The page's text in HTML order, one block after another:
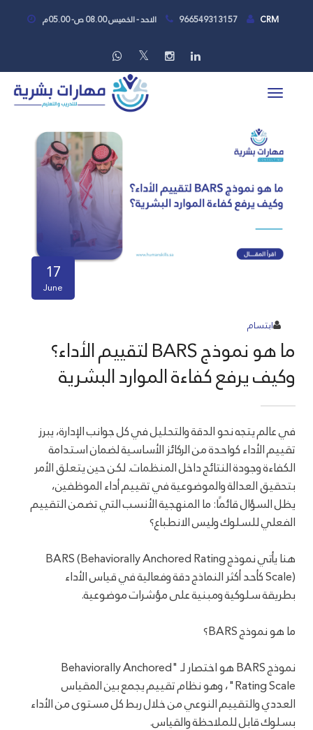
الاحد - الخميس 08.00 ص- 05.00م 966549313157 CRM
17
June
ابتسام
ما هو نموذج BARS لتقييم الأداء؟
وكيف يرفع كفاءة الموارد البشرية
في عالم يتجه نحو الدقة والتحليل في كل جوانب الإدارة، يبرز
تقييم الأداء كواحدة من الركائز الأساسية لضمان استدامة
الكفاءة وجودة النتائج داخل المنظمات. لكن حين يتعلق الأمر
بتحقيق العدالة والموضوعية في تقييم أداء الموظفين،
يظل السؤال قائمًا: ما المنهجية الأنسب التي تضمن التقييم
الفعلي للسلوك وليس الانطباع؟
هنا يأتي نموذج BARS (Behaviorally Anchored Rating
Scale) كأحد أكثر النماذج دقة وفعالية في قياس الأداء
بطريقة سلوكية ومبنية على مؤشرات موضوعية.
ما هو نموذج BARS؟
نموذج BARS هو اختصار لـ "Behaviorally Anchored
Rating Scale"، وهو نظام تقييم يجمع بين المقياس
العددي والتقييم النوعي من خلال ربط كل مستوى من الأداء
بسلوك قابل للملاحظة والقياس.